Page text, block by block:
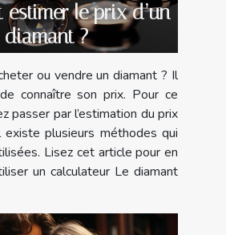
estimer le prix d’un
diamant ?
ou vendre un diamant ? Il
connaître son prix. Pour ce
passer par l’estimation du prix
existe plusieurs méthodes qui
Lisez cet article pour en
un calculateur Le diamant